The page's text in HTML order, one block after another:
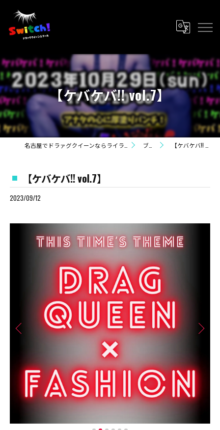
【ケバケバ!! vol.7】
ブログ 【ケバケバ!! vol.7】
【ケバケバ!! vol.7】
2023/09/12